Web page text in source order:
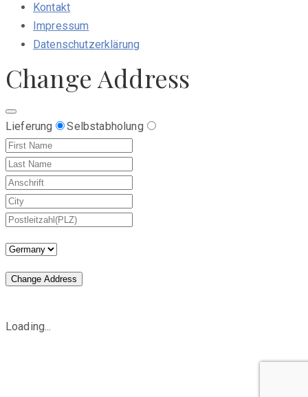
Kontakt
Impressum
Datenschutzerklärung
Change Address
Lieferung Selbstabholung
Change Address
Loading...